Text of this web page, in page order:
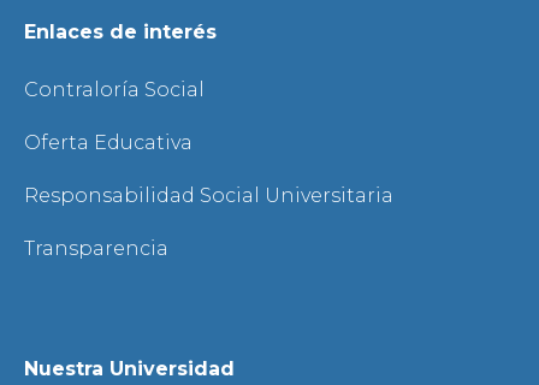
Enlaces de interés
Contraloría Social
Oferta Educativa
Responsabilidad Social Universitaria
Transparencia
Nuestra Universidad